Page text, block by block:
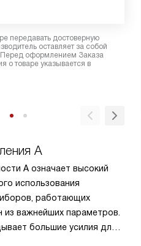
передавать достоверную
оставляет за собой
Перед оформлением Заказа
о товаре указывается в
А
А означает высокий
использования
работающих
из важнейших параметров.
большие усилия для
экономичной и